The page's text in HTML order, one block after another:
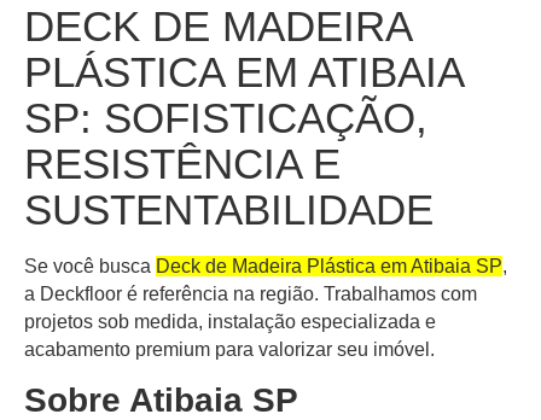
DECK DE MADEIRA
PLÁSTICA EM ATIBAIA
SP: SOFISTICAÇÃO,
RESISTÊNCIA E
SUSTENTABILIDADE
Se você busca Deck de Madeira Plástica em Atibaia SP,
a Deckfloor é referência na região. Trabalhamos com
projetos sob medida, instalação especializada e
acabamento premium para valorizar seu imóvel.
Sobre Atibaia SP